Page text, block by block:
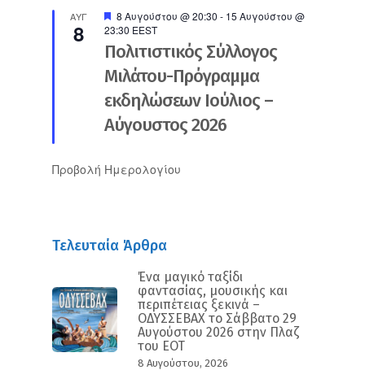
ΑΥΓ
8
Προτεινόμενο
8 Αυγούστου @ 20:30 - 15 Αυγούστου @
23:30 EEST
Πολιτιστικός Σύλλογος
Μιλάτου-Πρόγραμμα
εκδηλώσεων Ιούλιος –
Αύγουστος 2026
Προβολή Ημερολογίου
Τελευταία Άρθρα
Ένα μαγικό ταξίδι
φαντασίας, μουσικής και
περιπέτειας ξεκινά –
ΟΔΥΣΣΕΒΑΧ το Σάββατο 29
Αυγούστου 2026 στην Πλαζ
του ΕΟΤ
8 Αυγούστου, 2026